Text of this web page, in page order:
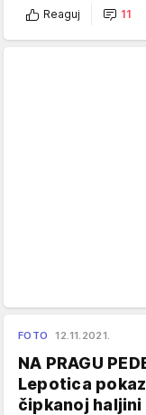
Reaguj 11
FOTO 12.11.2021.
NA PRAGU
Lepotica
čipkanoj haljini